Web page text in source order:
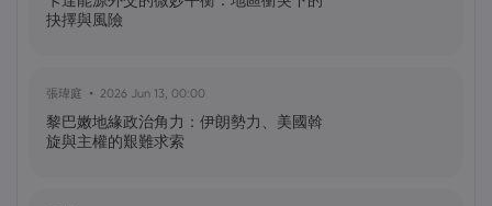
比特幣價格預測：如何在台灣購買比特
幣？
抉擇與風險
張瑋庭 2026 Jun 13, 00:00
黎巴嫩地緣政治角力：伊朗勢力、美國斡
旋與主權的艱難求索